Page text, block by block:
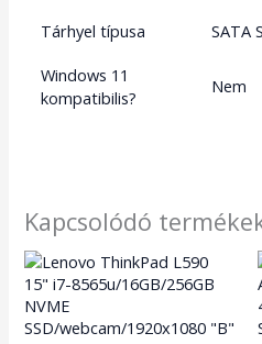
Tárhyel típusa
SATA
Windows 11
kompatibilis?
Nem
Kapcsolódó